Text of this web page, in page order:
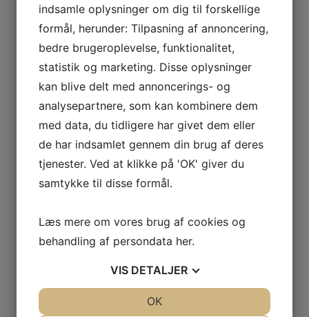
ÅBNINGSTIDER & BESØG OS
park- og skovmaskiner, er du velkommen til at kigge forbi
vores forretning i Slagelse på Sjælland. Her står vores
hjem med det helt rigtige udstyr.
Mandag – Fredag
indsamle oplysninger om dig til forskellige
formål, herunder: Tilpasning af annoncering,
bedre brugeroplevelse, funktionalitet,
statistik og marketing. Disse oplysninger
kan blive delt med annoncerings- og
analysepartnere, som kan kombinere dem
med data, du tidligere har givet dem eller
de har indsamlet gennem din brug af deres
tjenester. Ved at klikke på 'OK' giver du
samtykke til disse formål.
Læs mere om vores brug af cookies og
behandling af persondata her.
VIS DETALJER
OK